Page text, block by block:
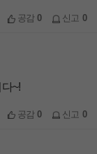
공감0 신고 0
~!
공감0 신고 0